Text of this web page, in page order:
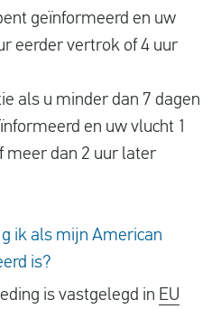
geïnformeerd en uw
eerder vertrok of 4 uur
als u minder dan 7 dagen
en uw vlucht 1
meer dan 2 uur later
ik als mijn American
is?
is vastgelegd in EU